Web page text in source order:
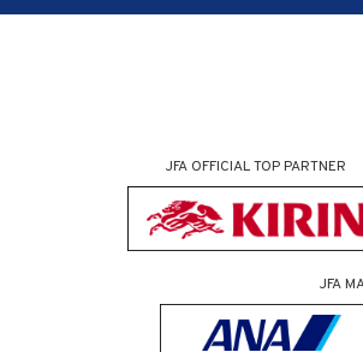
JFA OFFICIALTOP PARTNER
JFA